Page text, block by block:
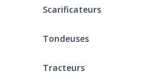
Scarificateurs
Tondeuses
Tracteurs